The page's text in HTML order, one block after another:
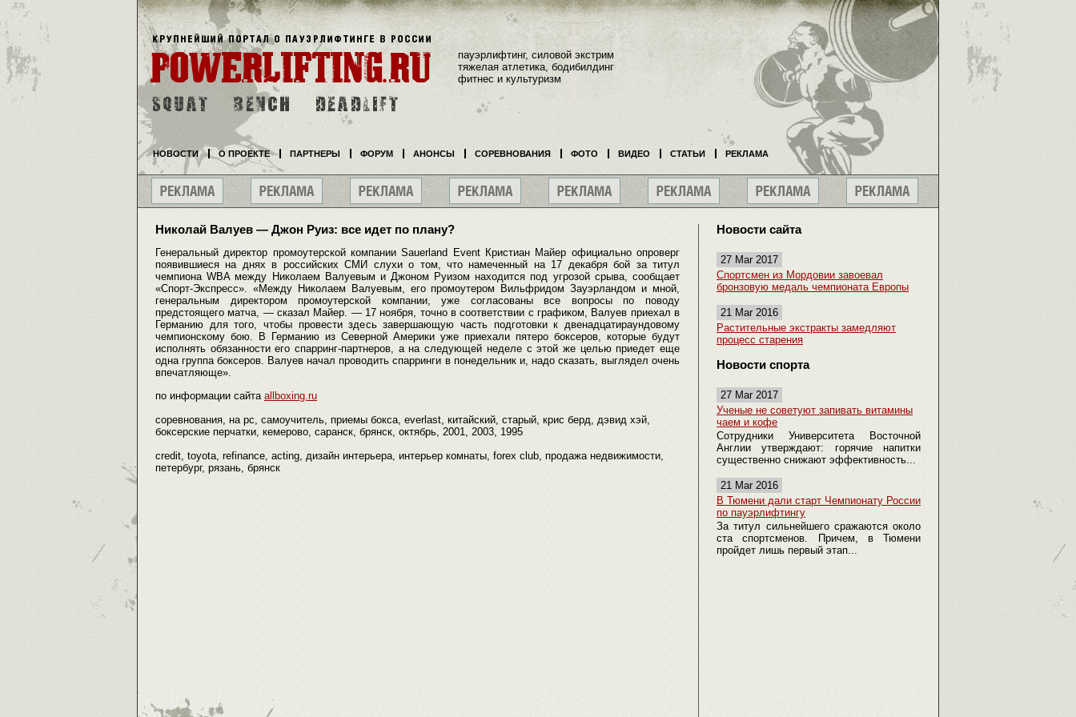
Николай Валуев — Джон Руиз: все идет по плану?
Генеральный директор промоутерской компании Sauerland Event Кристиан Майер официально опроверг
появившиеся на днях в российских СМИ слухи о том, что намеченный на 17 декабря бой за титул
чемпиона WBA между Николаем Валуевым и Джоном Руизом находится под угрозой срыва, сообщает
«Спорт-Экспресс». «Между Николаем Валуевым, его промоутером Вильфридом Зауэрландом и мной,
генеральным директором промоутерской компании, уже согласованы все вопросы по поводу
предстоящего матча, — сказал Майер. — 17 ноября, точно в соответствии с графиком, Валуев приехал в
Германию для того, чтобы провести здесь завершающую часть подготовки к двенадцатираундовому
чемпионскому бою. В Германию из Северной Америки уже приехали пятеро боксеров, которые будут
исполнять обязанности его спарринг-партнеров, а на следующей неделе с этой же целью приедет еще
одна группа боксеров. Валуев начал проводить спарринги в понедельник и, надо сказать, выглядел очень
впечатляюще».
по информации сайта allboxing.ru
соревнования, на pc, самоучитель, приемы бокса, everlast, китайский, старый, крис берд, дэвид хэй,
боксерские перчатки, кемерово, саранск, брянск, октябрь, 2001, 2003, 1995
credit, toyota, refinance, acting, дизайн интерьера, интерьер комнаты, forex club, продажа недвижимости,
петербург, рязань, брянск
Новости сайта
27 Mar 2017
Спортсмен из Мордовии завоевал
бронзовую медаль чемпионата Европы
21 Mar 2016
Растительные экстракты замедляют
процесс старения
Новости спорта
27 Mar 2017
Ученые не советуют запивать витамины
чаем и кофе
Сотрудники Университета Восточной
Англии утверждают: горячие напитки
существенно снижают эффективность...
21 Mar 2016
В Тюмени дали старт Чемпионату России
по пауэрлифтингу
За титул сильнейшего сражаются около
ста спортсменов. Причем, в Тюмени
пройдет лишь первый этап...
пауэрлифтинг, силовой экстрим
тяжелая атлетика, бодибилдинг
фитнес и культуризм
НОВОСТИ О ПРОЕКТЕ ПАРТНЕРЫ ФОРУМ АНОНСЫ СОРЕВНОВАНИЯ ФОТО ВИДЕО СТАТЬИ РЕКЛАМА